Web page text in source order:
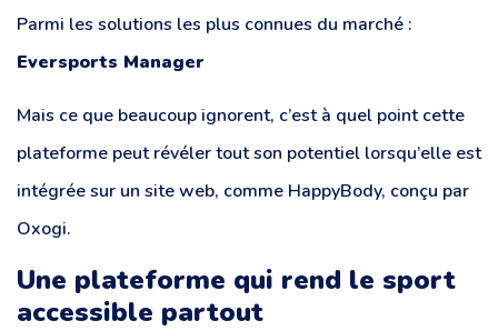
Parmi les solutions les plus connues du marché :
Eversports Manager
Mais ce que beaucoup ignorent, c’est à quel point cette
plateforme peut révéler tout son potentiel lorsqu’elle est
intégrée sur un site web, comme HappyBody, conçu par
Oxogi.
Une plateforme qui rend le sport
accessible partout